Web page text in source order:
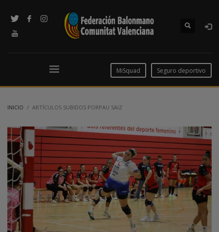
MiSquad Seguro deportivo
INICIO ARTÍCULOS SUBIDOS PORPAU SAIZ